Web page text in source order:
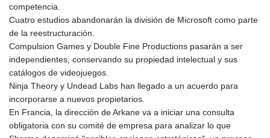
competencia.
Cuatro estudios abandonarán la división de Microsoft como parte
de la reestructuración.
Compulsion Games y Double Fine Productions pasarán a ser
independientes, conservando su propiedad intelectual y sus
catálogos de videojuegos.
Ninja Theory y Undead Labs han llegado a un acuerdo para
incorporarse a nuevos propietarios.
En Francia, la dirección de Arkane va a iniciar una consulta
obligatoria con su comité de empresa para analizar lo que